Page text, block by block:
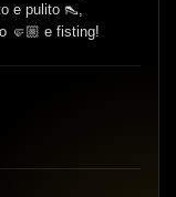
e pulito 👠,
🤛🏼 e fisting!